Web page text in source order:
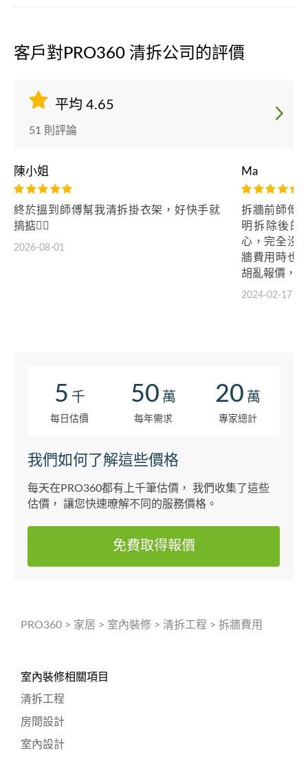
客戶對PRO360 清拆公司的評價
平均 4.65
51 則評論
陳小姐
終於搵到師傅幫我清拆掛衣架，好快手就
搞掂👍🏻
2026-08-01
Ma
拆牆前師傅
明拆除後的
心，完全沒
牆費用時也
胡亂報價，
2024-02-17
5 千
每日估價
50 萬
每年需求
20 萬
專家總計
我們如何了解這些價格
每天在PRO360都有上千筆估價， 我們收集了這些
估價， 讓您快速暸解不同的服務價格。
免費取得報價
PRO360 > 家居 > 室內裝修 > 清拆工程 > 拆牆費用
室內裝修相關項目
清拆工程
房間設計
室內設計